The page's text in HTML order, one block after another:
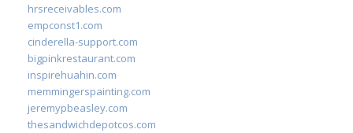
hrsreceivables.com
empconst1.com
cinderella-support.com
bigpinkrestaurant.com
inspirehuahin.com
memmingerspainting.com
jeremypbeasley.com
thesandwichdepotcos.com